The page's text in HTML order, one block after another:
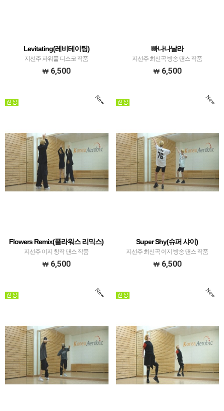
Levitating(레비테이팅)
지선주 파워풀 디스코 작품
6,500
빠나나날라
지선주 최신곡 방송 댄스 작품
6,500
New
Flowers Remix(플라워스 리믹스)
지선주 이지 창작 댄스 작품
6,500
New
Super Shy(슈퍼 샤이)
지선주 최신곡 이지 방송 댄스 작품
6,500
New New